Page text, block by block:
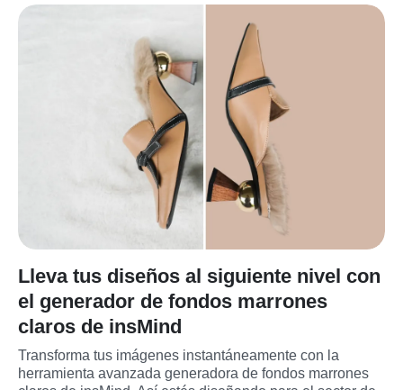
Lleva tus diseños al siguiente nivel con
el generador de fondos marrones
claros de insMind
Transforma tus imágenes instantáneamente con la
herramienta avanzada generadora de fondos marrones